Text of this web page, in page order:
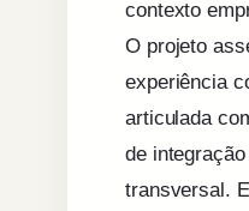
contexto
O projeto
experiência
articulada
de
transversal.